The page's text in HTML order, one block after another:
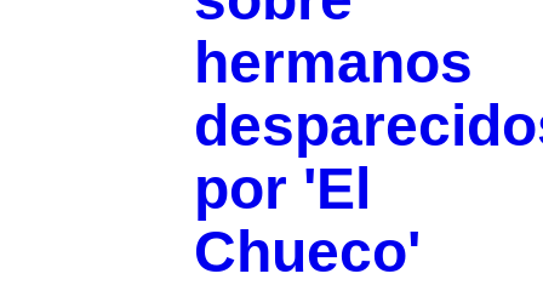
hermanos
por 'El
Chueco'